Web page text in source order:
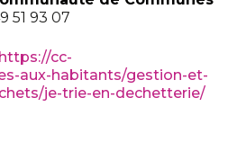
51 93 07
https://cc-
aux-habitants/gestion-et-
je-trie-en-dechetterie/